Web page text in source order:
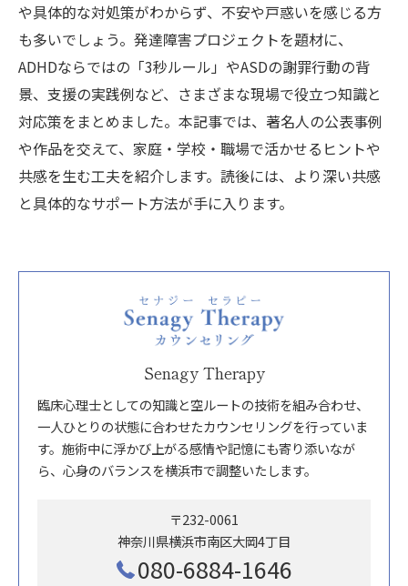
や具体的な対処策がわからず、不安や戸惑いを感じる方
も多いでしょう。発達障害プロジェクトを題材に、
ADHDならではの「3秒ルール」やASDの謝罪行動の背
景、支援の実践例など、さまざまな現場で役立つ知識と
対応策をまとめました。本記事では、著名人の公表事例
や作品を交えて、家庭・学校・職場で活かせるヒントや
共感を生む工夫を紹介します。読後には、より深い共感
と具体的なサポート方法が手に入ります。
Senagy Therapy
臨床心理士としての知識と空ルートの技術を組み合わせ、
一人ひとりの状態に合わせたカウンセリングを行っていま
す。施術中に浮かび上がる感情や記憶にも寄り添いなが
ら、心身のバランスを横浜市で調整いたします。
〒232-0061
神奈川県横浜市南区大岡4丁目
080-6884-1646